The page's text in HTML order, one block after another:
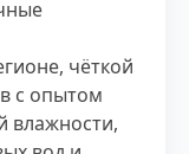
чёткой
с опытом
влажности,